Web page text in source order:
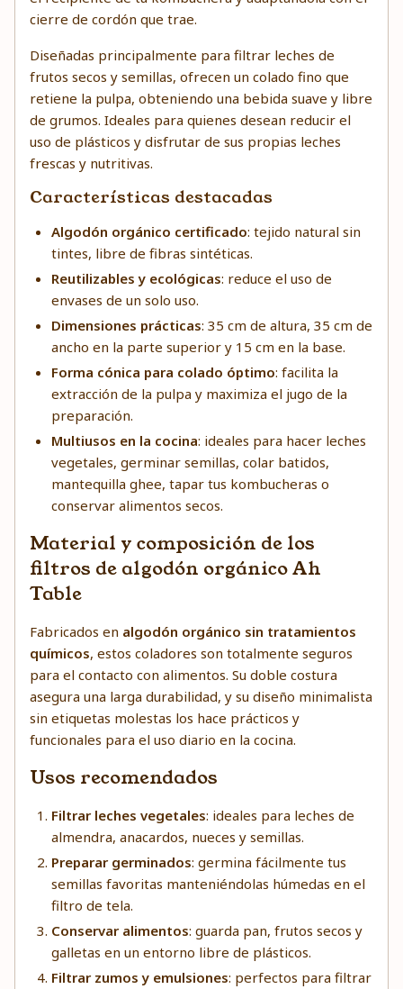
cierre de cordón que trae.
Diseñadas principalmente para filtrar leches de
frutos secos y semillas, ofrecen un colado fino que
retiene la pulpa, obteniendo una bebida suave y libre
de grumos. Ideales para quienes desean reducir el
uso de plásticos y disfrutar de sus propias leches
frescas y nutritivas.
Características destacadas
Algodón orgánico certificado: tejido natural sin
tintes, libre de fibras sintéticas.
Reutilizables y ecológicas: reduce el uso de
envases de un solo uso.
Dimensiones prácticas: 35 cm de altura, 35 cm de
ancho en la parte superior y 15 cm en la base.
Forma cónica para colado óptimo: facilita la
extracción de la pulpa y maximiza el jugo de la
preparación.
Multiusos en la cocina: ideales para hacer leches
vegetales, germinar semillas, colar batidos,
mantequilla ghee, tapar tus kombucheras o
conservar alimentos secos.
Material y composición de los
filtros de algodón orgánico Ah
Table
Fabricados en algodón orgánico sin tratamientos
químicos, estos coladores son totalmente seguros
para el contacto con alimentos. Su doble costura
asegura una larga durabilidad, y su diseño minimalista
sin etiquetas molestas los hace prácticos y
funcionales para el uso diario en la cocina.
Usos recomendados
Filtrar leches vegetales: ideales para leches de
almendra, anacardos, nueces y semillas.
Preparar germinados: germina fácilmente tus
semillas favoritas manteniéndolas húmedas en el
filtro de tela.
Conservar alimentos: guarda pan, frutos secos y
galletas en un entorno libre de plásticos.
Filtrar zumos y emulsiones: perfectos para filtrar